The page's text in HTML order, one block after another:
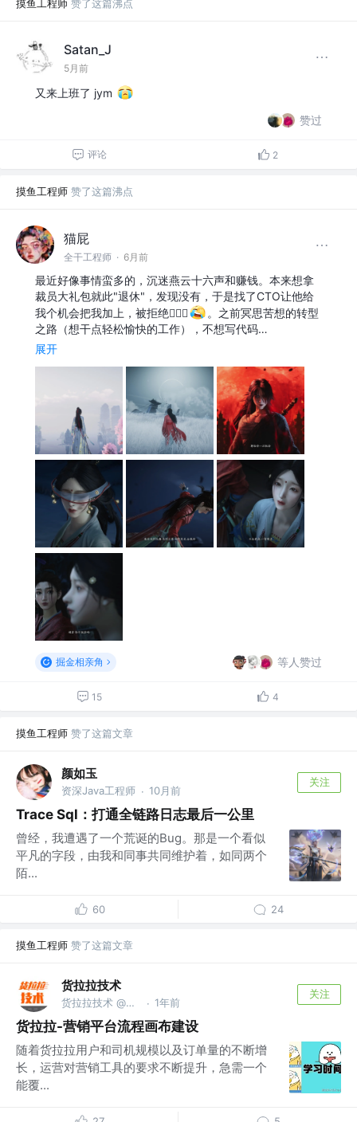
摸鱼工程师 赞了这篇沸点
Satan_J
5月前
又来上班了 jym
赞过
评论 2
摸鱼工程师 赞了这篇沸点
猫屁
全干工程师 · 6月前
最近好像事情蛮多的，沉迷燕云十六声和赚钱。本来想拿
裁员大礼包就此"退休"，发现没有，于是找了CTO让他给
我个机会把我加上，被拒绝🙅🏻‍♂️
。之前冥思苦想的转型
之路（想干点轻松愉快的工作），不想写代码…
展开
掘金相亲角 等人赞过
15 4
摸鱼工程师 赞了这篇文章
颜如玉
资深Java工程师 · 10月前
关注
Trace Sql：打通全链路日志最后一公里
曾经，我遭遇了一个荒诞的Bug。那是一个看似
平凡的字段，由我和同事共同维护着，如同两个
陌...
60 24
摸鱼工程师 赞了这篇文章
货拉拉技术
货拉拉技术 @货拉拉集团 · 1年前
关注
货拉拉-营销平台流程画布建设
随着货拉拉用户和司机规模以及订单量的不断增
长，运营对营销工具的要求不断提升，急需一个
能覆...